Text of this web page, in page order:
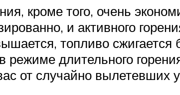
кроме того, очень
и активного
топливо сжигается
режиме длительного
от случайно вылетевших